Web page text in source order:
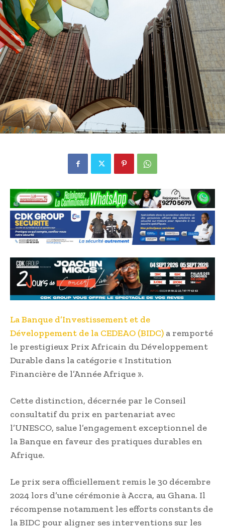
La Banque d’Investissement et de
Développement de la CEDEAO (BIDC) a remporté
le prestigieux Prix Africain du Développement
Durable dans la catégorie « Institution
Financière de l’Année Afrique ».
Cette distinction, décernée par le Conseil
consultatif du prix en partenariat avec
l’UNESCO, salue l’engagement exceptionnel de
la Banque en faveur des pratiques durables en
Afrique.
Le prix sera officiellement remis le 30 décembre
2024 lors d’une cérémonie à Accra, au Ghana. Il
récompense notamment les efforts constants de
la BIDC pour aligner ses interventions sur les